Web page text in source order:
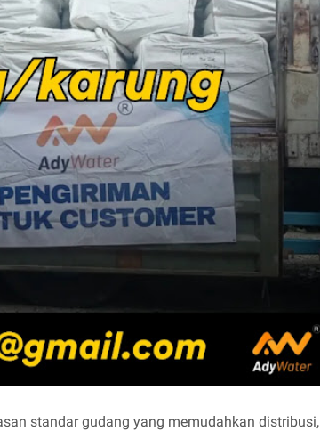
standar gudang yang memudahkan distribusi,